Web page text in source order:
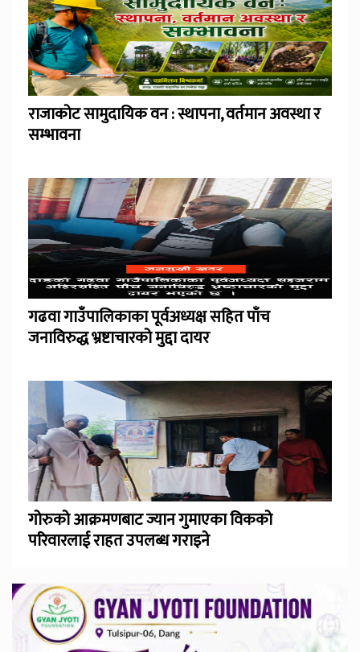
राजाकोट सामुदायिक वन : स्थापना, वर्तमान अवस्था र
सम्भावना
गढवा गाउँपालिकाका पूर्वअध्यक्ष सहित पाँच
जनाविरुद्ध भ्रष्टाचारको मुद्दा दायर
गोरुको आक्रमणबाट ज्यान गुमाएका विकको
परिवारलाई राहत उपलब्ध गराइने